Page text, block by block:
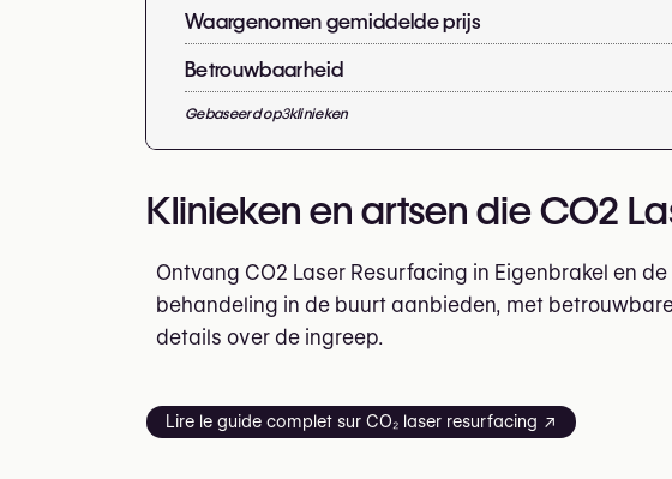
Waargenomen gemiddelde prijs
Betrouwbaarheid
Gebaseerd op3klinieken
Klinieken en artsen die CO2
Ontvang CO2 Laser Resurfacing in Eigenbrakel en
behandeling in de buurt aanbieden, met
details over de ingreep.
Lire le guide complet sur CO₂ laser resurfacing ↗